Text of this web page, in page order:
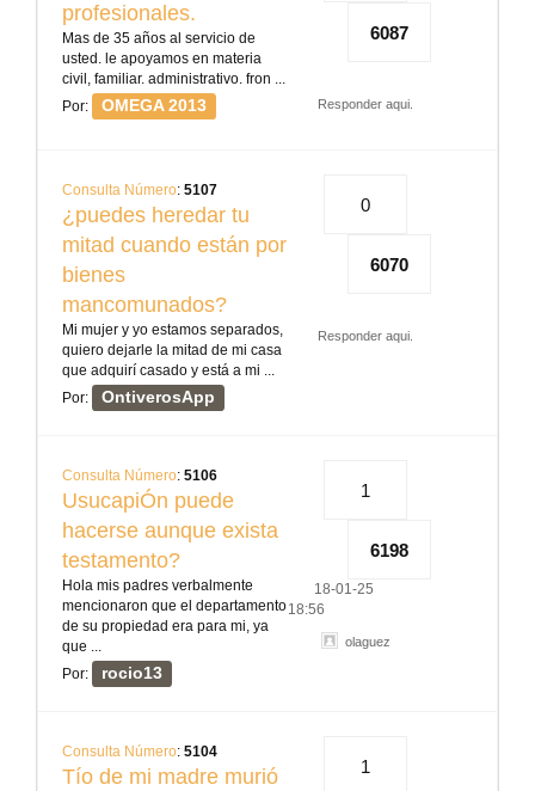
profesionales.
Mas de 35 años al servicio de
usted. le apoyamos en materia
civil, familiar. administrativo. fron ...
Por:
OMEGA 2013
6087
Responder aqui.
Consulta Número: 5107
¿puedes heredar tu
mitad cuando están por
bienes
mancomunados?
Mi mujer y yo estamos separados,
quiero dejarle la mitad de mi casa
que adquirí casado y está a mi ...
Por:
OntiverosApp
0
6070
Responder aqui.
Consulta Número: 5106
UsucapiÓn puede
hacerse aunque exista
testamento?
Hola mis padres verbalmente
mencionaron que el departamento
de su propiedad era para mi, ya
que ...
Por:
rocio13
1
6198
18-01-25
18:56
olaguez
Consulta Número: 5104
Tío de mi madre murió
1